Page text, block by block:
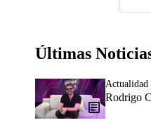
Últimas
Actualidad
Rodrigo